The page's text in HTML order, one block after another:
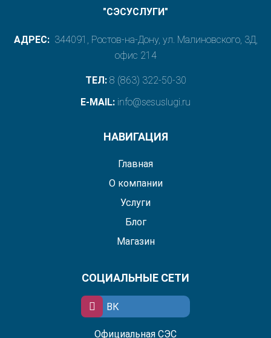
"СЭСУСЛУГИ"
АДРЕС: 344091, Ростов-на-Дону, ул. Малиновского, 3Д,
офис 214
ТЕЛ: 8 (863) 322-50-30
E-MAIL: info@sesuslugi.ru
НАВИГАЦИЯ
Главная
О компании
Услуги
Блог
Магазин
СОЦИАЛЬНЫЕ СЕТИ
ВК
Официальная СЭС